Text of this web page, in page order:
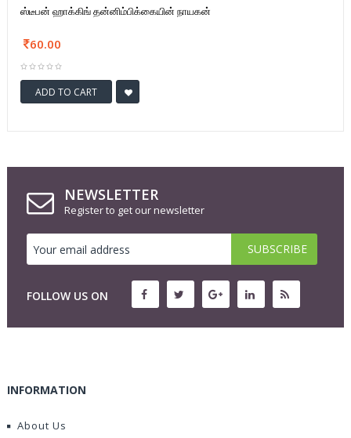
ஸ்டீபன் ஹாக்கிங் தன்னிம்பிக்கையின் நாயகன்
60.00
ADD TO CART
NEWSLETTER
Register to get our newsletter
FOLLOW US ON
INFORMATION
About Us